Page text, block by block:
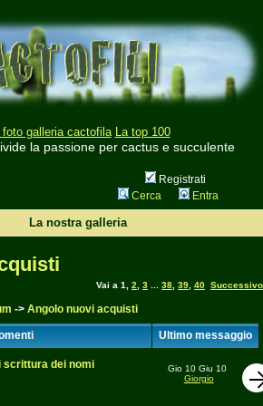
foto galleria cactofila La top 100
la passione per cactus e succulente
Registrati
Cerca Entra
La nostra galleria
Vai a 1 2 3 38 39 40 Successivo
-> Angolo nuovi acquisti
Ultimo messaggio
scrittura dei nomi
Gio 10 Giu 10
Giorgio